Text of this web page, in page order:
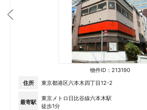
物件ID：213190
住所
東京都港区六本木四丁目12-2
最寄駅
東京メトロ日比谷線六本木駅
徒歩1分